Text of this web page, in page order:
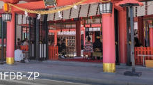
ZP